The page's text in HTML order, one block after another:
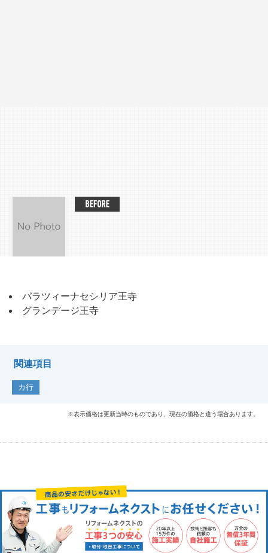
パラツィーナセシリア王寺
グランデージ王寺
関連項目
カ行
※表示価格は更新当時のものであり、現在の価格と違う場合あります。